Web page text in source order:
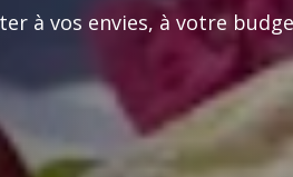
à vos envies, à votre